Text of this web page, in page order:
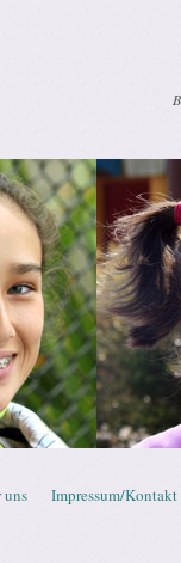
uns Impressum/Kontakt